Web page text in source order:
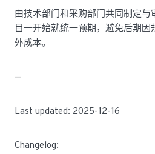
由技术部门和采购部门共同制定
目一开始就统一预期，避免后期
外成本。
—
Last updated: 2025-12-16
Changelog: